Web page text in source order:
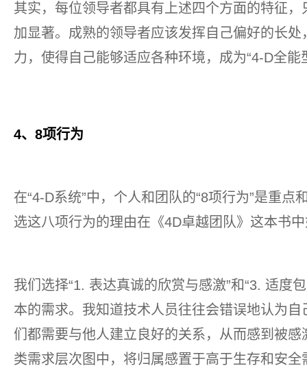
其实，每位领导者都具有上述四个方面的特征
加显著。成熟的领导者应该发挥自己偏好的长
力，使得自己能够适应各种环境，成为“4-D全能
4、8项行为
在“4-D系统”中，个人和团队的“8项行为”是重点
选这八项行为的理由在《4D卓越团队》这本书
我们选择“1. 表达真诚的欣赏与感激”和“3. 适度
本的需求。我知道技术人员往往会错误地认为
们都需要与他人建立良好的关系，从而感到被
类需求层次图中，将归属感置于高于生存和安全